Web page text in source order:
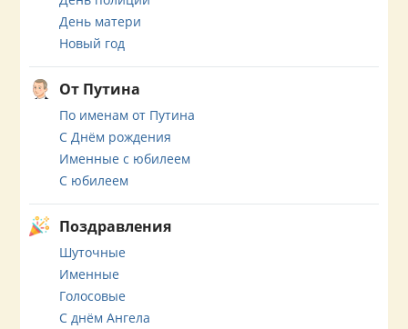
День матери
Новый год
От Путина
По именам от Путина
С Днём рождения
Именные с юбилеем
С юбилеем
Поздравления
Шуточные
Именные
Голосовые
С днём Ангела